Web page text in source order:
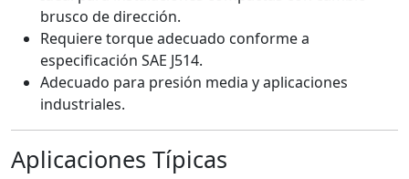
brusco de dirección.
Requiere torque adecuado conforme a
especificación SAE J514.
Adecuado para presión media y aplicaciones
industriales.
Aplicaciones Típicas